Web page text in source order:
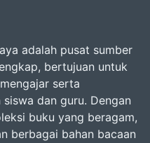
adalah pusat sumber
bertujuan untuk
serta
dan guru. Dengan
buku yang beragam,
berbagai bahan bacaan